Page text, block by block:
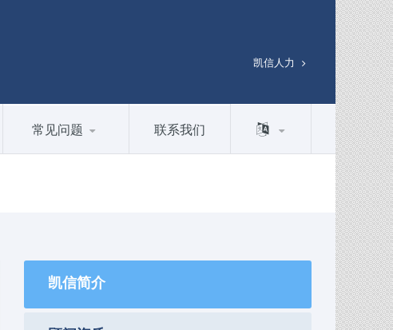
凯信人力
常见问题 联系我们
凯信简介